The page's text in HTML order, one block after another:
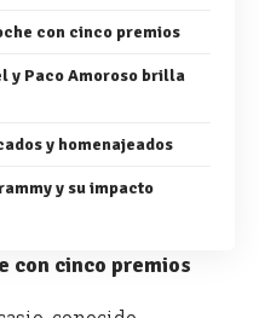
con cinco premios
y Paco Amoroso brilla
y homenajeados
y su impacto
con cinco premios